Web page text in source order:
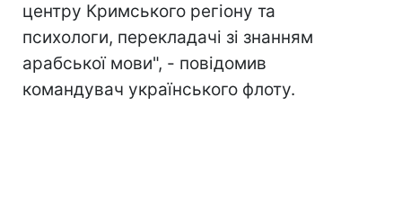
центру Кримського регіону та
психологи, перекладачі зі знанням
арабської мови", - повідомив
командувач українського флоту.